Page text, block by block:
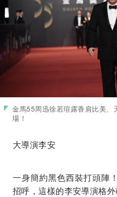
金馬55周迅徐若瑄露香肩比美、
場！
大導演李安
一身簡約黑色西裝打頭陣
招呼，這樣的李安導演格外